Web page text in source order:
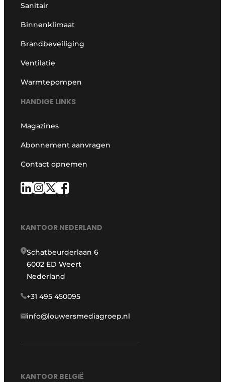
Sanitair
Binnenklimaat
Brandbeveiliging
Ventilatie
Warmtepompen
HANDIGE LINKS
Magazines
Abonnement aanvragen
Contact opnemen
KANTOOR NEDERLAND
Schatbeurderlaan 6
6002 ED Weert
Nederland
+31 495 450095
info@louwersmediagroep.nl
KANTOOR BELGIË